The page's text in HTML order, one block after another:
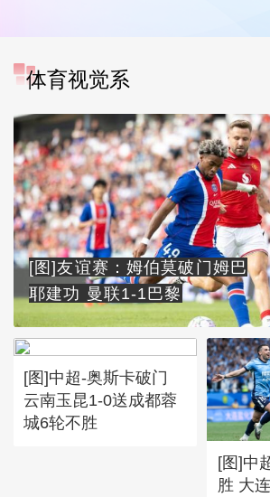
体育视觉系
[图]友谊赛：姆伯莫破门姆巴
耶建功 曼联1-1巴黎
[图]中超-奥斯卡破门
云南玉昆1-0送成都蓉
城6轮不胜
[图]中
胜 大